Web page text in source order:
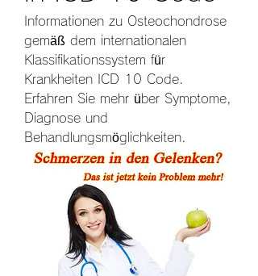
Informationen zu Osteochondrose
gemäß dem internationalen
Klassifikationssystem für
Krankheiten ICD 10 Code.
Erfahren Sie mehr über Symptome,
Diagnose und
Behandlungsmöglichkeiten.